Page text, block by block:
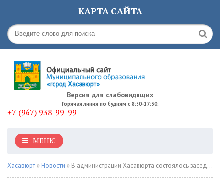
КАРТА САЙТА
Версия для слабовидящих
Горячая линия по будням с 8:30-17:30:
+7 (967) 938-99-99
МЕНЮ
Хасавюрт » Новости » В администрации Хасавюрта состоялось заседание комиссии по делам несовершеннолетних